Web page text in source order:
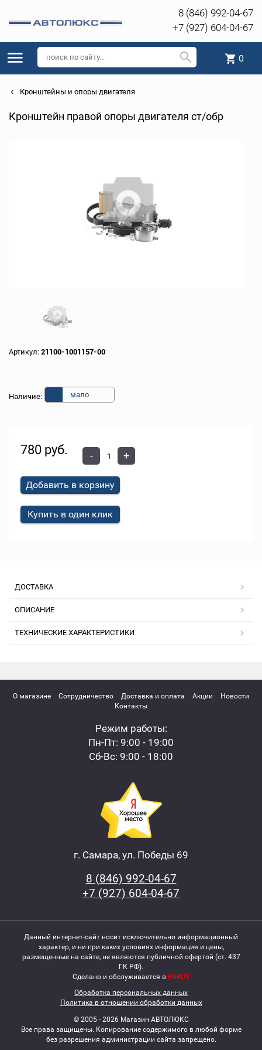
8 (846) 992-04-67
+7 (927) 604-04-67
0
Кронштейны и опоры двигателя
Кронштейн правой опоры двигателя ст/обр
Артикул: 21100-1001157-00
Наличие: мало
780 руб. - +
Добавить в корзину
Купить в один клик
ДОСТАВКА
ОПИСАНИЕ
ТЕХНИЧЕСКИЕ ХАРАКТЕРИСТИКИ
О магазине Сотрудничество Доставка и оплата Акции
Новости
Контакты
Режим работы:
Пн-Пт: 9:00 - 19:00
Сб-Вс: 9:00 - 18:00
г. Самара, ул. Победы 69
8 (846) 992-04-67
+7 (927) 604-04-67
Данный интернет-сайт носит исключительно информационный
характер, и ни при каких условиях информация и цены,
размещенные на сайте, не являются публичной офертой (ст. 437
ГК РФ).
Сделано и обслуживается в PARUS
Обработка персональных данных
Политика в отношении обработки данных
© 2005 - 2026 Магазин АВТОЛЮКС
Все права защищены. Копирование содержимого в любой форме
без разрешения администрации сайта запрещено.